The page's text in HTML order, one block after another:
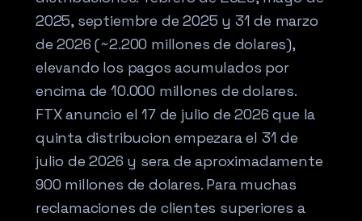
2025, septiembre de 2025 y 31 de marzo
de 2026 (~2.200 millones de dolares),
elevando los pagos acumulados por
encima de 10.000 millones de dolares.
FTX anuncio el 17 de julio de 2026 que la
quinta distribucion empezara el 31 de
julio de 2026 y sera de aproximadamente
900 millones de dolares. Para muchas
reclamaciones de clientes superiores a